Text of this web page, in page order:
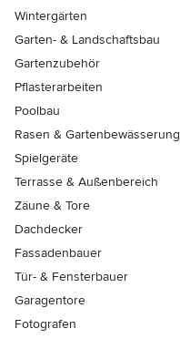
Wintergärten
Garten- & Landschaftsbau
Gartenzubehör
Pflasterarbeiten
Poolbau
Rasen & Gartenbewässerung
Spielgeräte
Terrasse & Außenbereich
Zäune & Tore
Dachdecker
Fassadenbauer
Tür- & Fensterbauer
Garagentore
Fotografen